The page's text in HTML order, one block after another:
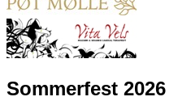
Sommerfest 2026